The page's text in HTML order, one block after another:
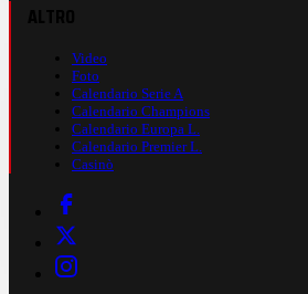
Video
Foto
Calendario Serie A
Calendario Champions
Calendario Europa L.
Calendario Premier L.
Casinò